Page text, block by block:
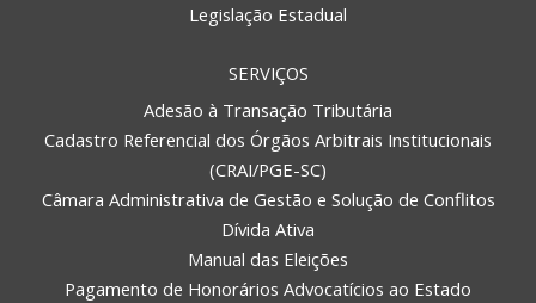
Legislação Estadual
SERVIÇOS
Adesão à Transação Tributária
Cadastro Referencial dos Órgãos Arbitrais Institucionais
(CRAI/PGE-SC)
Câmara Administrativa de Gestão e Solução de Conflitos
Dívida Ativa
Manual das Eleições
Pagamento de Honorários Advocatícios ao Estado